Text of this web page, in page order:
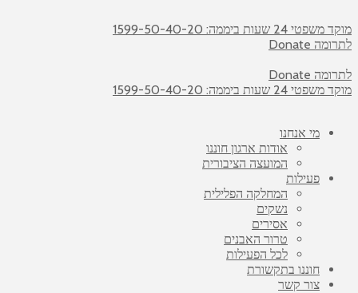
מוקד משפטי 24 שעות ביממה: 1599-50-40-20
לתרומה Donate
לתרומה Donate
מוקד משפטי 24 שעות ביממה: 1599-50-40-20
מי אנחנו
אודות ארגון חוננו
המועצה הציבורית
פעילות
המחלקה הפלילית
נשקים
אסירים
טרור האבנים
לכל הפעילות
חוננו בתקשורת
צור קשר